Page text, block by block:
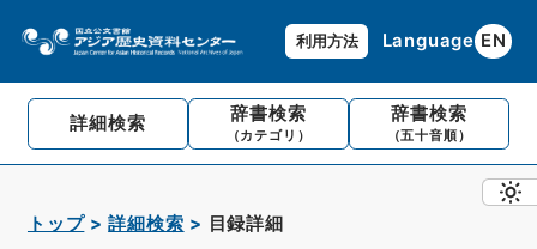
利用方法 Language EN
詳細検索 辞書検索
（カテゴリ）
辞書検索
（五十音順）
トップ 詳細検索 目録詳細